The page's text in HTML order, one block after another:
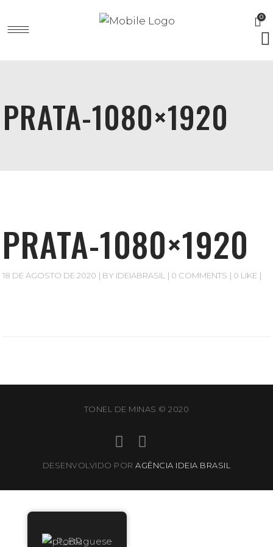
0
PRATA-1080×1920
PRATA-1080×1920
18 DE AGOSTO DE 2020 BY IDEIABRASIL 0 COMMENTS 0 LIKE
TONEL DE MINAS © 2020
DESENVOLVIDO PORAGÊNCIA IDEIA BRASIL
Portuguese